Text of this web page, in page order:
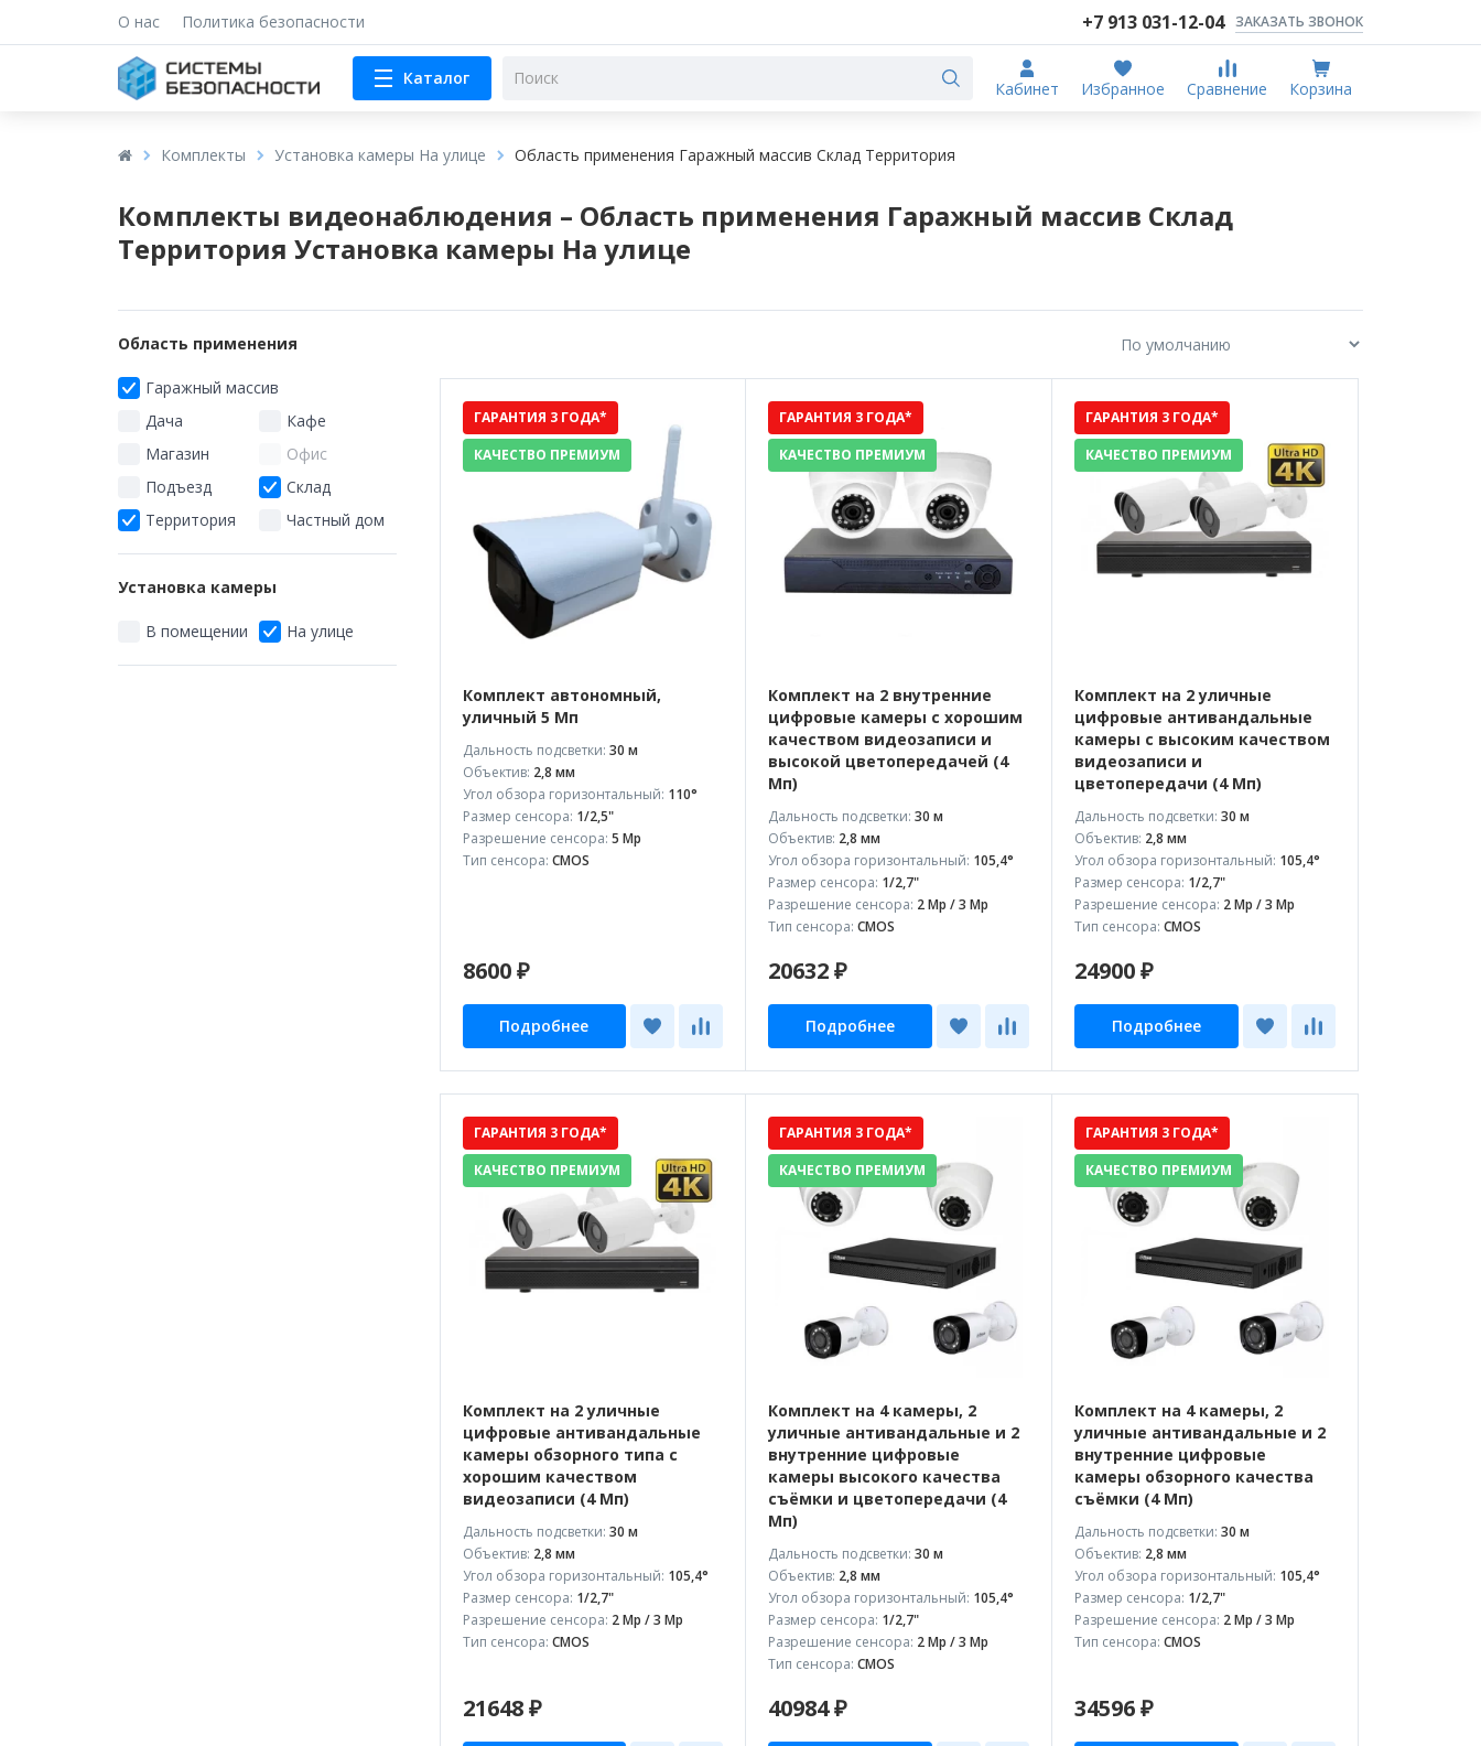
О нас Политика безопасности +7 913 031-12-04 ЗАКАЗАТЬ ЗВОНОК
Каталог
Кабинет Избранное Сравнение Корзина
Комплекты Установка камеры На улице Область применения Гаражный массив Склад Территория
Комплекты видеонаблюдения – Область применения Гаражный массив Склад
Территория Установка камеры На улице
Область применения
Гаражный массив
Дача
Кафе
Магазин
Офис
Подъезд
Склад
Территория
Частный дом
Установка камеры
В помещении На улице
Комплект автономный,
уличный 5 Мп
ГАРАНТИЯ 3 ГОДА*
КАЧЕСТВО ПРЕМИУМ
Дальность подсветки: 30 м
Объектив: 2,8 мм
Угол обзора горизонтальный: 110°
Размер сенсора: 1/2,5"
Разрешение сенсора: 5 Mp
Тип сенсора: CMOS
8600 ₽
Подробнее
Комплект на 2 внутренние
цифровые камеры с хорошим
качеством видеозаписи и
высокой цветопередачей (4
Мп)
ГАРАНТИЯ 3 ГОДА*
КАЧЕСТВО ПРЕМИУМ
Дальность подсветки:30 м
Объектив: 2,8 мм
Угол обзора горизонтальный: 105,4°
Размер сенсора: 1/2,7"
Разрешение сенсора: 2 Mp / 3 Mp
Тип сенсора:CMOS
20632 ₽
Подробнее
Комплект на 2 уличные
цифровые антивандальные
камеры с высоким качеством
видеозаписи и
цветопередачи (4 Мп)
ГАРАНТИЯ 3 ГОДА*
КАЧЕСТВО ПРЕМИУМ
Дальность подсветки:30 м
Объектив: 2,8 мм
Угол обзора горизонтальный: 105,4°
Размер сенсора: 1/2,7"
Разрешение сенсора: 2 Mp / 3 Mp
Тип сенсора:CMOS
24900 ₽
Подробнее
Комплект на 2 уличные
цифровые антивандальные
камеры обзорного типа с
хорошим качеством
видеозаписи (4 Мп)
ГАРАНТИЯ 3 ГОДА*
КАЧЕСТВО ПРЕМИУМ
Дальность подсветки: 30 м
Объектив: 2,8 мм
Угол обзора горизонтальный: 105,4°
Размер сенсора: 1/2,7"
Разрешение сенсора: 2 Mp / 3 Mp
Тип сенсора: CMOS
21648 ₽
Комплект на 4 камеры, 2
уличные антивандальные и 2
внутренние цифровые
камеры высокого качества
съёмки и цветопередачи (4
Мп)
ГАРАНТИЯ 3 ГОДА*
КАЧЕСТВО ПРЕМИУМ
Дальность подсветки:30 м
Объектив: 2,8 мм
Угол обзора горизонтальный: 105,4°
Размер сенсора: 1/2,7"
Разрешение сенсора: 2 Mp / 3 Mp
Тип сенсора:CMOS
40984 ₽
Комплект на 4 камеры, 2
уличные антивандальные и 2
внутренние цифровые
камеры обзорного качества
съёмки (4 Мп)
ГАРАНТИЯ 3 ГОДА*
КАЧЕСТВО ПРЕМИУМ
Дальность подсветки:30 м
Объектив: 2,8 мм
Угол обзора горизонтальный: 105,4°
Размер сенсора: 1/2,7"
Разрешение сенсора: 2 Mp / 3 Mp
Тип сенсора:CMOS
34596 ₽